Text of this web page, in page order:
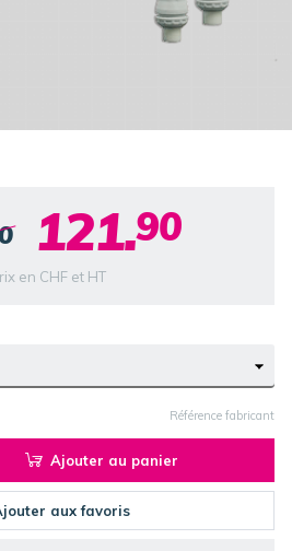
121.90
en CHF et HT
Référence fabricant
Ajouter au panier
aux favoris